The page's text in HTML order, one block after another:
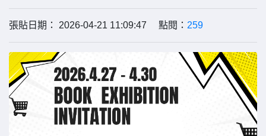
張貼日期： 2026-04-21 11:09:47 點閱： 259